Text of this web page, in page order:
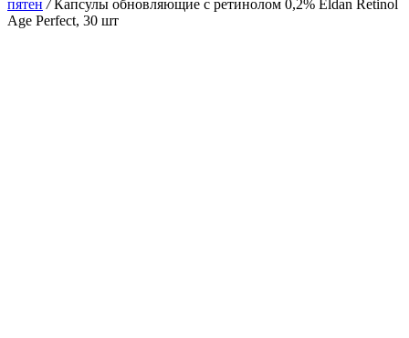
пятен / Капсулы обновляющие с ретинолом 0,2% Eldan Retinol
Age Perfect, 30 шт